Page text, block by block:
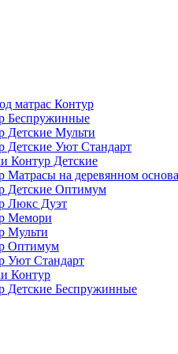
матрас Контур
Беспружинные
Детские Мульти
Детские Уют Стандарт
Контур Детские
Матрасы на деревянном
Детские Оптимум
Люкс Дуэт
Мемори
Мульти
Оптимум
Уют Стандарт
Контур
Детские Беспружинные